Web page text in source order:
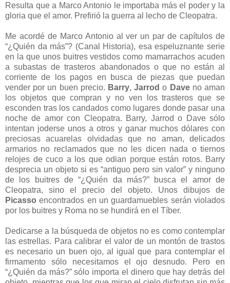
Resulta que a Marco Antonio le importaba más el poder y la
gloria que el amor. Prefirió la guerra al lecho de Cleopatra.
Me acordé de Marco Antonio al ver un par de capítulos de
“¿Quién da más”? (Canal Historia), esa espeluznante serie
en la que unos buitres vestidos como mamarrachos acuden
a subastas de trasteros abandonados o que no están al
corriente de los pagos en busca de piezas que puedan
vender por un buen precio. Barry,Jarrod o Daveno aman
los objetos que compran y no ven los trasteros que se
esconden tras los candados como lugares donde pasar una
noche de amor con Cleopatra. Barry, Jarrod o Dave sólo
intentan joderse unos a otros y ganar muchos dólares con
preciosas acuarelas olvidadas que no aman, delicados
armarios no reclamados que no les dicen nada o tiernos
relojes de cuco a los que odian porque están rotos. Barry
desprecia un objeto si es “antiguo pero sin valor” y ninguno
de los buitres de “¿Quién da más?” busca el amor de
Cleopatra, sino el precio del objeto. Unos dibujos de
Picasso encontrados en un guardamuebles serán violados
por los buitres y Roma no se hundirá en el Tíber.
Dedicarse a la búsqueda de objetos no es como contemplar
las estrellas. Para calibrar el valor de un montón de trastos
es necesario un buen ojo, al igual que para contemplar el
firmamento sólo necesitamos el ojo desnudo. Pero en
“¿Quién da más?” sólo importa el dinero que hay detrás del